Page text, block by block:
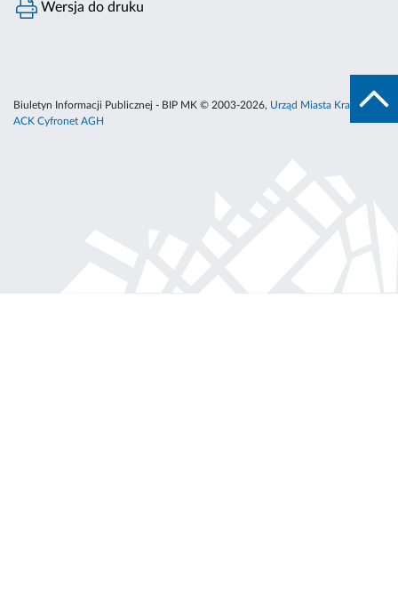
Wersja do druku
Biuletyn Informacji Publicznej - BIP MK © 2003-2026, Urząd Miasta Krakowa
ACK Cyfronet AGH